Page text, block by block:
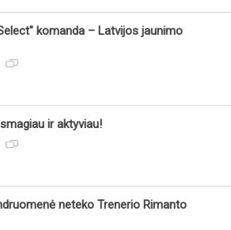
komanda – Latvijos jaunimo
ir aktyviau!
neteko Trenerio Rimanto